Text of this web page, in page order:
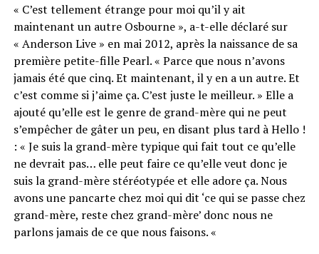
« C’est tellement étrange pour moi qu’il y ait
maintenant un autre Osbourne », a-t-elle déclaré sur
« Anderson Live » en mai 2012, après la naissance de sa
première petite-fille Pearl. « Parce que nous n’avons
jamais été que cinq. Et maintenant, il y en a un autre. Et
c’est comme si j’aime ça. C’est juste le meilleur. » Elle a
ajouté qu’elle est le genre de grand-mère qui ne peut
s’empêcher de gâter un peu, en disant plus tard à Hello !
: « Je suis la grand-mère typique qui fait tout ce qu’elle
ne devrait pas… elle peut faire ce qu’elle veut donc je
suis la grand-mère stéréotypée et elle adore ça. Nous
avons une pancarte chez moi qui dit ‘ce qui se passe chez
grand-mère, reste chez grand-mère’ donc nous ne
parlons jamais de ce que nous faisons. «